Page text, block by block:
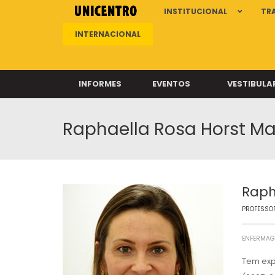
INSTITUCIONAL
INTERNACIONAL
INFORMES EVENTOS
Raphaella Rosa Horst
Tem